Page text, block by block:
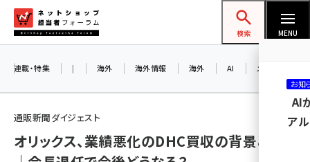
ン
ネットショップ担当者フォーラム
検索 MENU
amazon (2253)
連載・特集 | 海外 海外情報 海外 AI メタバース
通販新聞ダイジェスト
オリックス、業績悪化のDHC買収の背景とは
お知
AI
ア